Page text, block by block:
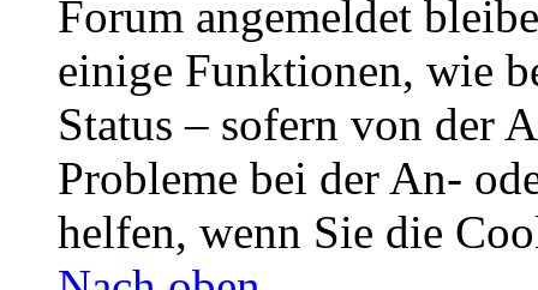
Forum angemeldet
einige Funktionen, wie
Status – sofern von der
Probleme bei der An-
helfen, wenn Sie die